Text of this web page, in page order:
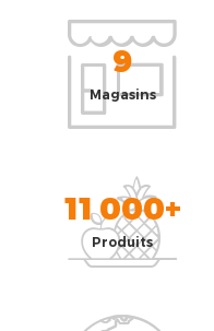
9
Magasins
11 000+
Produits